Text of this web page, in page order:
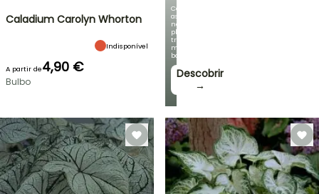
Com
as
nossas
plantas
trepadeiras
mais
bonitas!
Descobrir
→
Caladium Carolyn Whorton
Indisponível
A partir de4,90 €
Bulbo